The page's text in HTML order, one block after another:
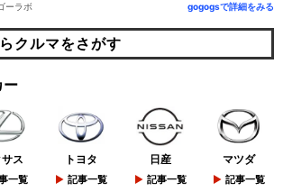
ーラボ gogogsで詳細をみる
クルマをさがす
ー
ス
一覧
トヨタ
記事一覧
日産
記事一覧
マツダ
記事一覧